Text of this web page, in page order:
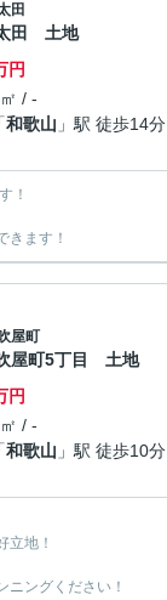
田
田 土地
円
/ -
「和歌山 」駅 徒歩14分
！
きます！
吹屋町
屋町5丁目 土地
円
/ -
「和歌山 」駅 徒歩10分
立地！
ニングください！